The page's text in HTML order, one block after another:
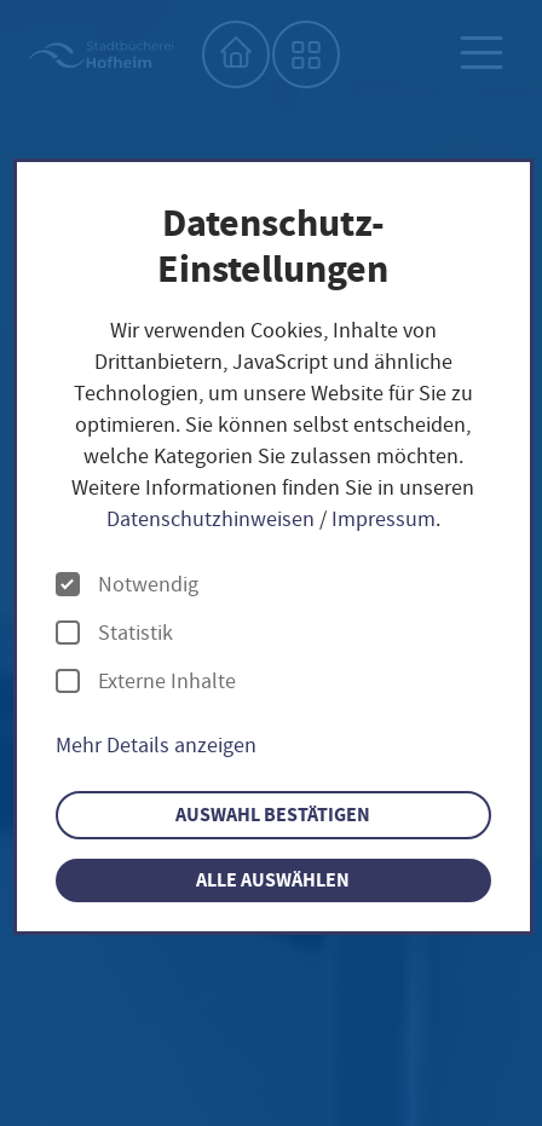
Startseite"
Datenschutz-
Einstellungen
Wir verwenden Cookies, Inhalte von
Drittanbietern, JavaScript und ähnliche
Technologien, um unsere Website für Sie zu
optimieren. Sie können selbst entscheiden,
welche Kategorien Sie zulassen möchten.
Weitere Informationen finden Sie in unseren
Datenschutzhinweisen / Impressum.
O
p
t
i
e
n
Notwendig
Statistik
Externe Inhalte
Mehr Details anzeigen
AUSWAHL BESTÄTIGEN
ALLE AUSWÄHLEN